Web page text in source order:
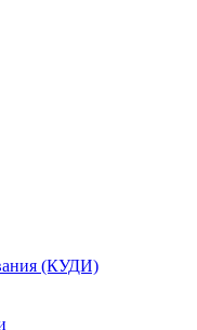
(КУДИ)